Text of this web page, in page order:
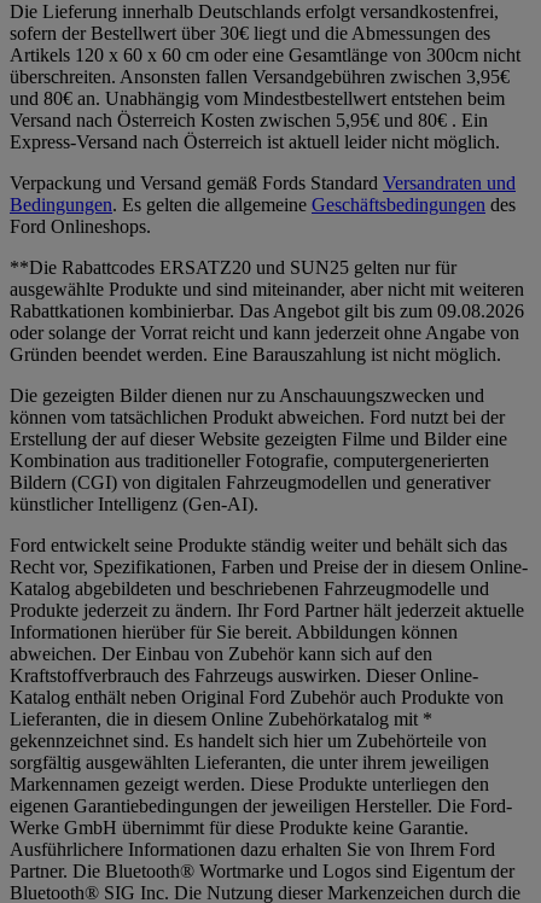
Die Lieferung innerhalb Deutschlands erfolgt versandkostenfrei,
sofern der Bestellwert über 30€ liegt und die Abmessungen des
Artikels 120 x 60 x 60 cm oder eine Gesamtlänge von 300cm nicht
überschreiten. Ansonsten fallen Versandgebühren zwischen 3,95€
und 80€ an. Unabhängig vom Mindestbestellwert entstehen beim
Versand nach Österreich Kosten zwischen 5,95€ und 80€ . Ein
Express-Versand nach Österreich ist aktuell leider nicht möglich.
Verpackung und Versand gemäß Fords Standard Versandraten und
Bedingungen. Es gelten die allgemeine Geschäftsbedingungen des
Ford Onlineshops.
**Die Rabattcodes ERSATZ20 und SUN25 gelten nur für
ausgewählte Produkte und sind miteinander, aber nicht mit weiteren
Rabattkationen kombinierbar. Das Angebot gilt bis zum 09.08.2026
oder solange der Vorrat reicht und kann jederzeit ohne Angabe von
Gründen beendet werden. Eine Barauszahlung ist nicht möglich.
Die gezeigten Bilder dienen nur zu Anschauungszwecken und
können vom tatsächlichen Produkt abweichen. Ford nutzt bei der
Erstellung der auf dieser Website gezeigten Filme und Bilder eine
Kombination aus traditioneller Fotografie, computergenerierten
Bildern (CGI) von digitalen Fahrzeugmodellen und generativer
künstlicher Intelligenz (Gen-AI).
Ford entwickelt seine Produkte ständig weiter und behält sich das
Recht vor, Spezifikationen, Farben und Preise der in diesem Online-
Katalog abgebildeten und beschriebenen Fahrzeugmodelle und
Produkte jederzeit zu ändern. Ihr Ford Partner hält jederzeit aktuelle
Informationen hierüber für Sie bereit. Abbildungen können
abweichen. Der Einbau von Zubehör kann sich auf den
Kraftstoffverbrauch des Fahrzeugs auswirken. Dieser Online-
Katalog enthält neben Original Ford Zubehör auch Produkte von
Lieferanten, die in diesem Online Zubehörkatalog mit *
gekennzeichnet sind. Es handelt sich hier um Zubehörteile von
sorgfältig ausgewählten Lieferanten, die unter ihrem jeweiligen
Markennamen gezeigt werden. Diese Produkte unterliegen den
eigenen Garantiebedingungen der jeweiligen Hersteller. Die Ford-
Werke GmbH übernimmt für diese Produkte keine Garantie.
Ausführlichere Informationen dazu erhalten Sie von Ihrem Ford
Partner. Die Bluetooth® Wortmarke und Logos sind Eigentum der
Bluetooth® SIG Inc. Die Nutzung dieser Markenzeichen durch die